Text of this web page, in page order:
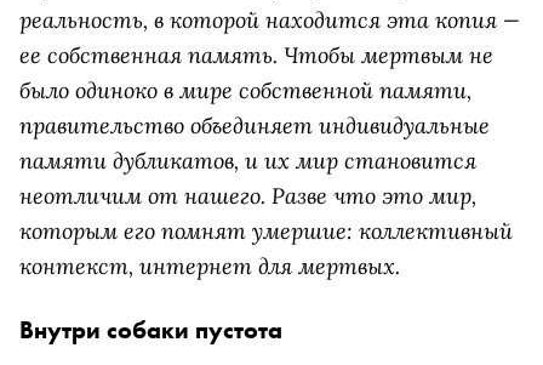
реальность, в которой находится эта копия —
ее собственная память. Чтобы мертвым не
было одиноко в мире собственной памяти,
правительство объединяет индивидуальные
памяти дубликатов, и их мир становится
неотличим от нашего. Разве что это мир,
которым его помнят умершие: коллективный
контекст, интернет для мертвых.
Внутри собаки пустота